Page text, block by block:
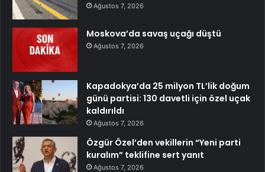
Ağustos 7, 2026
Moskova’da savaş uçağı düştü
Ağustos 7, 2026
Kapadokya’da 25 milyon TL’lik doğum
günü partisi: 130 davetli için özel uçak
kaldırıldı
Ağustos 7, 2026
Özgür Özel’den vekillerin “Yeni parti
kuralım” teklifine sert yanıt
Ağustos 7, 2026